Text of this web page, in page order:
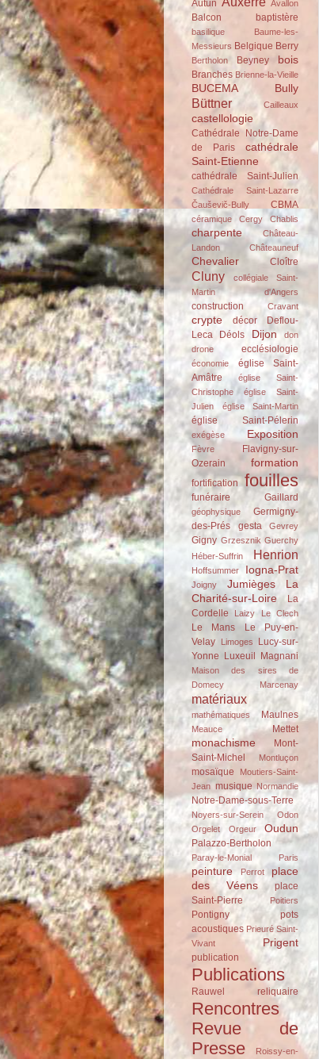
Autun Avallon
Balcon baptistère
basilique
Baume-les-
Messieurs Belgique Berry
Bertholon Beyney bois
Branches Brienne-la-Vieille
BUCEMA Bully
Büttner Cailleaux
castellologie
Cathédrale Notre-Dame
de Paris
cathédrale
Saint-Etienne
cathédrale Saint-Julien
Cathédrale Saint-Lazarre
Čauševič-Bully
CBMA
céramique Cergy Chablis
charpente
Château-
Landon
Châteauneuf
Chevalier Cloître
Cluny
collégiale Saint-
Martin d'Angers
construction Cravant
crypte décor
Deflou-
Leca
Déols Dijon
don
drone
ecclésiologie
économie
église Saint-
Amâtre
église Saint-
Christophe
église Saint-
Julien
église Saint-Martin
église Saint-Pélerin
exégèse Exposition
Fèvre
Flavigny-sur-
Ozerain
formation
fortification fouilles
funéraire Gaillard
géophysique
Germigny-
des-Prés
gesta Gevrey
Gigny Grzesznik Guerchy
Héber-Suffrin
Henrion
Hoffsummer Iogna-Prat
Joigny Jumièges
La
Charité-sur-Loire
La
Cordelle
Laizy Le Clech
Le Mans
Le Puy-en-
Velay
Limoges
Lucy-sur-
Yonne Luxeuil Magnani
Maison des sires de
Domecy
Marcenay
matériaux
mathématiques Maulnes
Meauce Mettet
monachisme
Mont-
Saint-Michel
Montluçon
mosaïque
Moutiers-Saint-
Jean musique Normandie
Notre-Dame-sous-Terre
Noyers-sur-Serein
Odon
Orgelet
Orgeur Oudun
Palazzo-Bertholon
Paray-le-Monial Paris
peinture Perrot
place
des Véens
place
Saint-Pierre
Poitiers
Pontigny
pots
acoustiques Prieuré Saint-
Vivant
Prigent
publication
Publications
Rauwel reliquaire
Rencontres
Revue de
Presse
Roissy-en-